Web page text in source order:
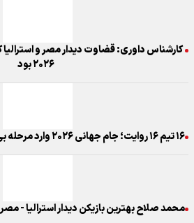
کارشناس داوری: قضاوت دیدار مصر و
۲۰۲۶ بود
۱۶ تیم ۱۶ روایت؛ جام جهانی ۲۰۲۶ وارد مرحله بی‌رحم جزئیات شد
محمد صلاح بهترین بازیکن دیدار استرالیا -